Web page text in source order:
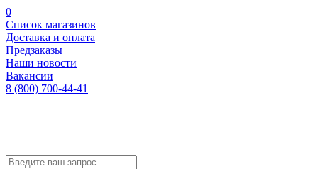
0
Список магазинов
Доставка и оплата
Предзаказы
Наши новости
Вакансии
8 (800) 700-44-41